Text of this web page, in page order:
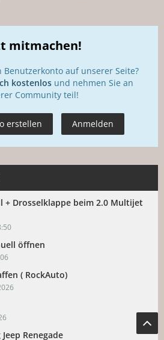
mitmachen!
Benutzerkonto auf unserer Seite?
kostenlosund nehmen Sie an
Community teil!
erstellen Anmelden
+ Drosselklappe beim 2.0 Multijet
öffnen
( RockAuto)
Renegade